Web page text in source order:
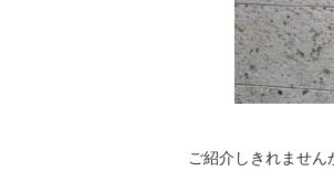
ご紹介しきれません